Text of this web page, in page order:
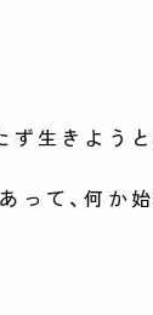
ず生きよう
って、何か